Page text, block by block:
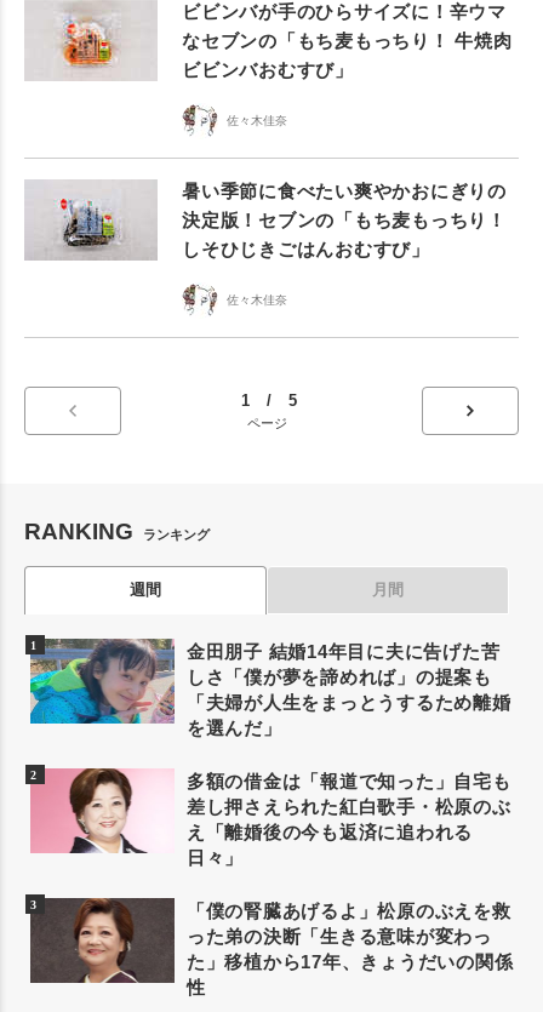
ビビンバが手のひらサイズに！辛ウマ
なセブンの「もち麦もっちり！ 牛焼肉
ビビンバおむすび」
佐々木佳奈
暑い季節に食べたい爽やかおにぎりの
決定版！セブンの「もち麦もっちり！
しそひじきごはんおむすび」
佐々木佳奈
1 / 5
ページ
RANKING ランキング
週間 月間
金田朋子 結婚14年目に夫に告げた苦
しさ「僕が夢を諦めれば」の提案も
「夫婦が人生をまっとうするため離婚
を選んだ」
多額の借金は「報道で知った」自宅も
差し押さえられた紅白歌手・松原のぶ
え「離婚後の今も返済に追われる
日々」
「僕の腎臓あげるよ」松原のぶえを救
った弟の決断「生きる意味が変わっ
た」移植から17年、きょうだいの関係
性